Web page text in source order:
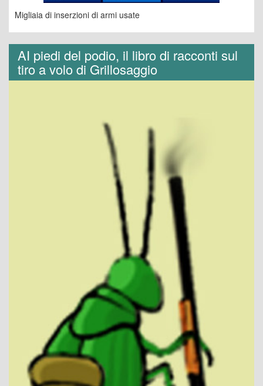
Migliaia di inserzioni di armi usate
AI piedi del podio, il libro di racconti sul
tiro a volo di Grillosaggio